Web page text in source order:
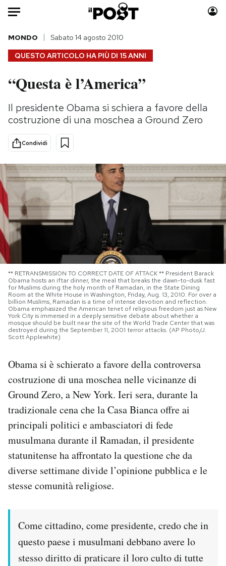
Auto
HOME
Italia
Politica
Internet
Cultura
Sport
Moda
Consumismi
Europa
Mondiali calcio 2026
NEWSLETTER
I MIEI PREFERITI
CALENDARIO
AREA PERSONALE
Notifiche mobile
Regala il Post
Hai bisogno di aiuto?
QUESTO ARTICOLO HA PIÙ DI 15 ANNI
MONDO Sabato 14 agosto 2010
“Questa è l’America”
Il presidente Obama si schiera a favore della
costruzione di una moschea a Ground Zero
Condividi
** RETRANSMISSION TO CORRECT DATE OF ATTACK ** President Barack
Obama hosts an iftar dinner, the meal that breaks the dawn-to-dusk fast
for Muslims during the holy month of Ramadan, in the State Dining
Room at the White House in Washington, Friday, Aug. 13, 2010. For over a
billion Muslims, Ramadan is a time of intense devotion and reflection.
Obama emphasized the American tenet of religious freedom just as New
York City is immersed in a deeply sensitive debate about whether a
mosque should be built near the site of the World Trade Center that was
destroyed during the September 11, 2001 terror attacks. (AP Photo/J.
Scott Applewhite)
Obama si è schierato a favore della controversa
costruzione di una moschea nelle vicinanze di
Ground Zero, a New York. Ieri sera, durante la
tradizionale cena che la Casa Bianca offre ai
principali politici e ambasciatori di fede
musulmana durante il Ramadan, il presidente
statunitense ha affrontato la questione che da
diverse settimane divide l’opinione pubblica e le
stesse comunità religiose.
Come cittadino, come presidente, credo che in
questo paese i musulmani debbano avere lo
stesso diritto di praticare il loro culto di tutte